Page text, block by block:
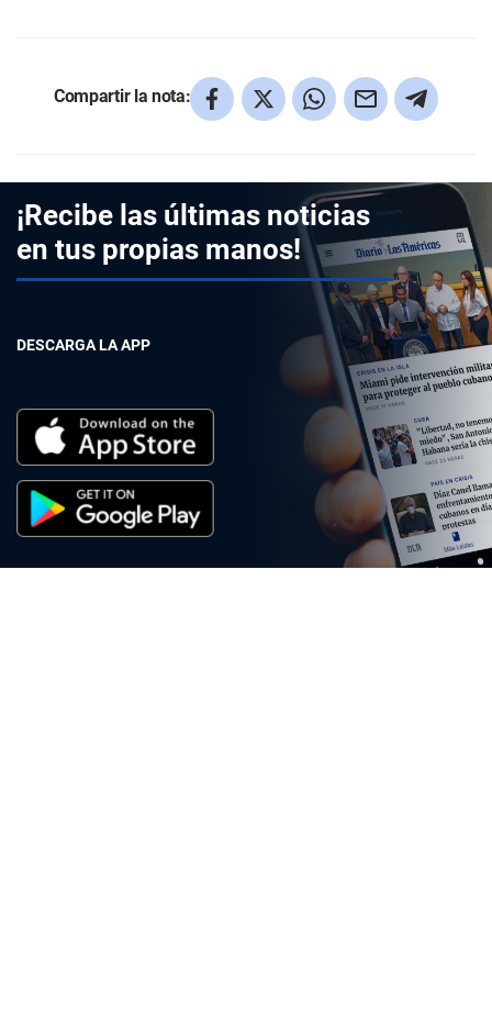
Compartir la nota:
¡Recibe las últimas noticias
en tus propias manos!
DESCARGA LA APP